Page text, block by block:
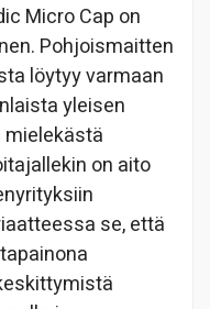
Micro Cap on
Pohjoismaitten
löytyy varmaan
yleisen
mielekästä
on aito
se, että